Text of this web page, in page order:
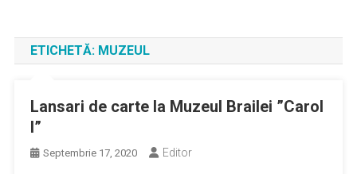
ETICHETĂ: MUZEUL
Lansari de carte la Muzeul Brailei ”Carol
I”
Septembrie 17, 2020 Editor